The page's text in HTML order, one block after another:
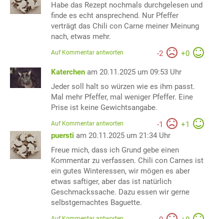
Habe das Rezept nochmals durchgelesen und
finde es echt ansprechend. Nur Pfeffer
verträgt das Chili con Carne meiner Meinung
nach, etwas mehr.
-2 +0
Auf Kommentar antworten
Katerchen am 20.11.2025 um 09:53 Uhr
Jeder soll halt so würzen wie es ihm passt.
Mal mehr Pfeffer, mal weniger Pfeffer. Eine
Prise ist keine Gewichtsangabe.
-1 +1
Auf Kommentar antworten
puersti am 20.11.2025 um 21:34 Uhr
Freue mich, dass ich Grund gebe einen
Kommentar zu verfassen. Chili con Carnes ist
ein gutes Winteressen, wir mögen es aber
etwas saftiger, aber das ist natürlich
Geschmackssache. Dazu essen wir gerne
selbstgemachtes Baguette.